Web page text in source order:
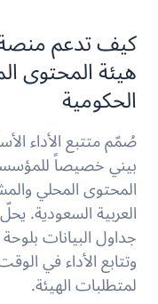
كيف تدعم
هيئة المحتوى
الحكومية
صُمّم متتبع الأداء
بيني خصيصاً
المحتوى المحلي
العربية السعودية.
جداول البيانات
وتتابع الأداء في
لمتطلبات الهيئة.